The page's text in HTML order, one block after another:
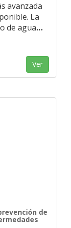
avanzada
La
de agua…
Ver
de